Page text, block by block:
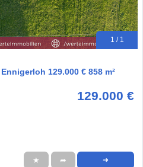
1 / 1
129.000 € 858 m²
129.000 €
★ ➦ ➜